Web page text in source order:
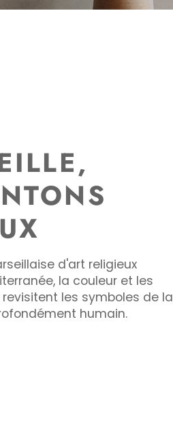
d'art religieux
la couleur et les
les symboles de la
humain.